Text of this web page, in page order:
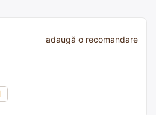
adaugă o recomandare